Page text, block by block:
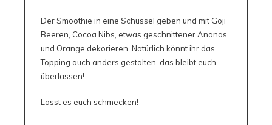
Der Smoothie in eine Schüssel geben und mit Goji
Beeren, Cocoa Nibs, etwas geschnittener Ananas
und Orange dekorieren. Natürlich könnt ihr das
Topping auch anders gestalten, das bleibt euch
überlassen!
Lasst es euch schmecken!